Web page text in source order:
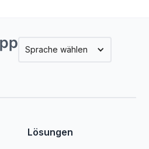
Sprache wählen
Lösungen